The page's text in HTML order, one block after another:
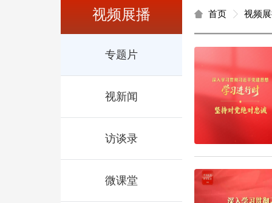
视频展播 首页 视频
专题片
视新闻
访谈录
微课堂